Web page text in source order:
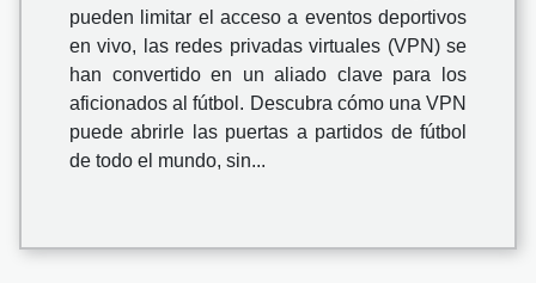
pueden limitar el acceso a eventos deportivos
en vivo, las redes privadas virtuales (VPN) se
han convertido en un aliado clave para los
aficionados al fútbol. Descubra cómo una VPN
puede abrirle las puertas a partidos de fútbol
de todo el mundo, sin...